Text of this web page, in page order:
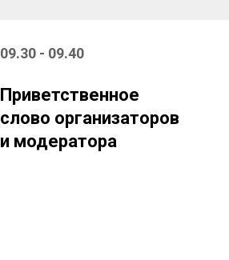
09.30 - 09.40
Приветственное
слово организаторов
и модератора